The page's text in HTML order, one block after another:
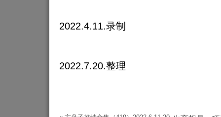
2022.4.11.录制
2022.7.20.整理